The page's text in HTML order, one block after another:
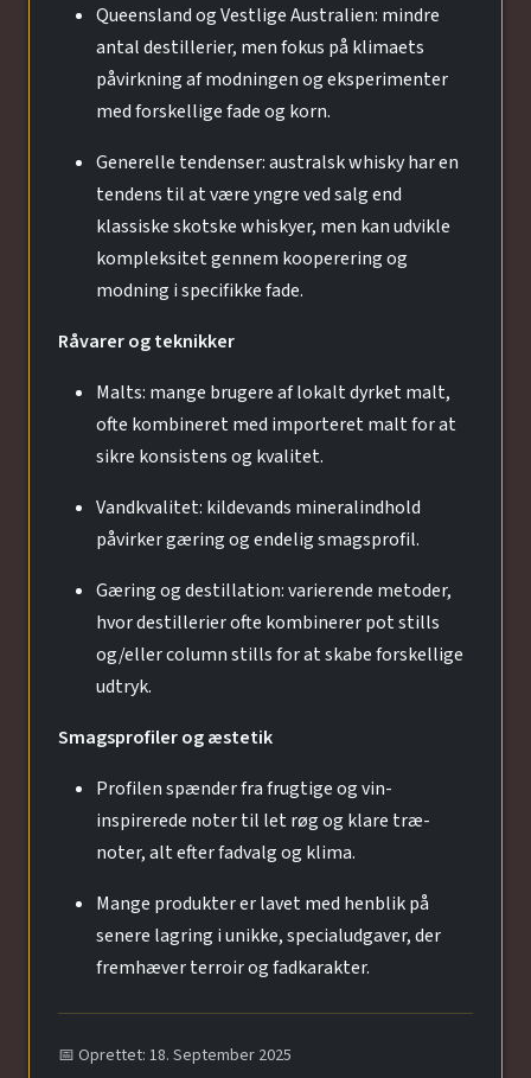
Queensland og Vestlige Australien: mindre
antal destillerier, men fokus på klimaets
påvirkning af modningen og eksperimenter
med forskellige fade og korn.
Generelle tendenser: australsk whisky har en
tendens til at være yngre ved salg end
klassiske skotske whiskyer, men kan udvikle
kompleksitet gennem kooperering og
modning i specifikke fade.
Råvarer og teknikker
Malts: mange brugere af lokalt dyrket malt,
ofte kombineret med importeret malt for at
sikre konsistens og kvalitet.
Vandkvalitet: kildevands mineralindhold
påvirker gæring og endelig smagsprofil.
Gæring og destillation: varierende metoder,
hvor destillerier ofte kombinerer pot stills
og/eller column stills for at skabe forskellige
udtryk.
Smagsprofiler og æstetik
Profilen spænder fra frugtige og vin-
inspirerede noter til let røg og klare træ-
noter, alt efter fadvalg og klima.
Mange produkter er lavet med henblik på
senere lagring i unikke, specialudgaver, der
fremhæver terroir og fadkarakter.
📅 Oprettet: 18. September 2025